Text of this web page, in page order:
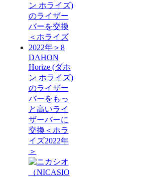
DAHON
Horize (ダホ
ン ホライズ)
のライザー
バーをもっ
と高いライ
ザーバーに
交換＜ホラ
イズ2022年
＞